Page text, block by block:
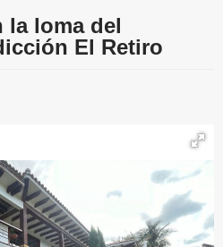
la loma del
El Retiro